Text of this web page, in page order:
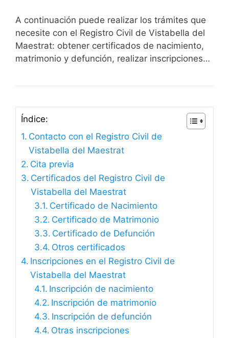
A continuación puede realizar los trámites que
necesite con el Registro Civil de Vistabella del
Maestrat: obtener certificados de nacimiento,
matrimonio y defunción, realizar inscripciones…
Índice:
Contacto con el Registro Civil de
Vistabella del Maestrat
Cita previa
Certificados del Registro Civil de
Vistabella del Maestrat
Certificado de Nacimiento
Certificado de Matrimonio
Certificado de Defunción
Otros certificados
Inscripciones en el Registro Civil de
Vistabella del Maestrat
Inscripción de nacimiento
Inscripción de matrimonio
Inscripción de defunción
Otras inscripciones